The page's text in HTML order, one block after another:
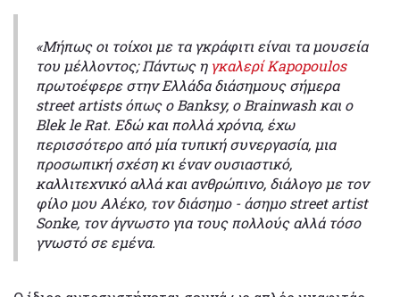
«Μήπως οι τοίχοι με τα γκράφιτι είναι τα μουσεία
του μέλλοντος; Πάντως ηγκαλερί Kapopoulos
πρωτοέφερε στην Ελλάδα διάσημους σήμερα
street artists όπως ο Banksy, ο Brainwash και ο
Blek le Rat. Εδώ και πολλά χρόνια, έχω
περισσότερο από μία τυπική συνεργασία, μια
προσωπική σχέση κι έναν ουσιαστικό,
καλλιτεχνικό αλλά και ανθρώπινο, διάλογο με τον
φίλο μου Αλέκο, τον διάσημο - άσημο street artist
Sonke, τον άγνωστο για τους πολλούς αλλά τόσο
γνωστό σε εμένα.